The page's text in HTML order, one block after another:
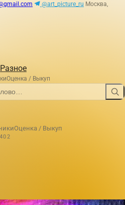
@art_picture_ru Москва,
Разное
Оценка / Выкуп
Оценка / Выкуп